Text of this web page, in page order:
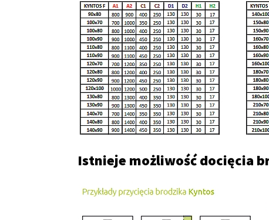
Istnieje możliwość docięcia